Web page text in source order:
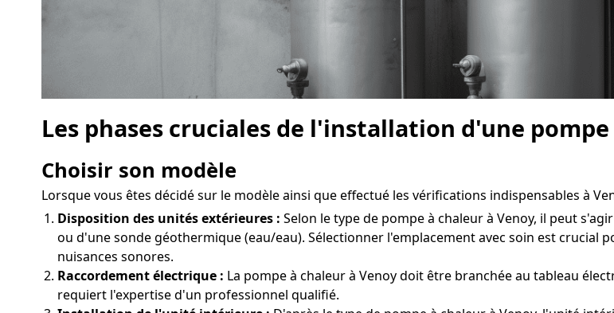
Les phases cruciales de l'installation d'une
Choisir son modèle
Lorsque vous êtes décidé sur le modèle ainsi que effectué les vérifications indispensables à
Disposition des unités extérieures : Selon le type de pompe à chaleur à Venoy, il peut
ou d'une sonde géothermique (eau/eau). Sélectionner l'emplacement avec soin est
nuisances sonores.
Raccordement électrique : La pompe à chaleur à Venoy doit être branchée au tableau
requiert l'expertise d'un professionnel qualifié.